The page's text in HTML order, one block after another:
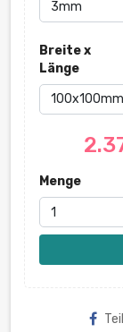
Breite x
Länge
Menge